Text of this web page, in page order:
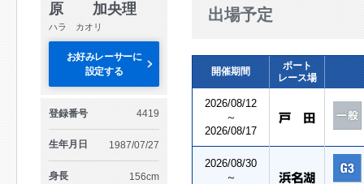
原 加央理
ハラ カオリ
お好みレーサーに
設定する
登録番号 4419
生年月日 1987/07/27
身長 156cm
出場予定
開催期間
ボート
レース場
2026/08/12
～
2026/08/17
2026/08/30
～